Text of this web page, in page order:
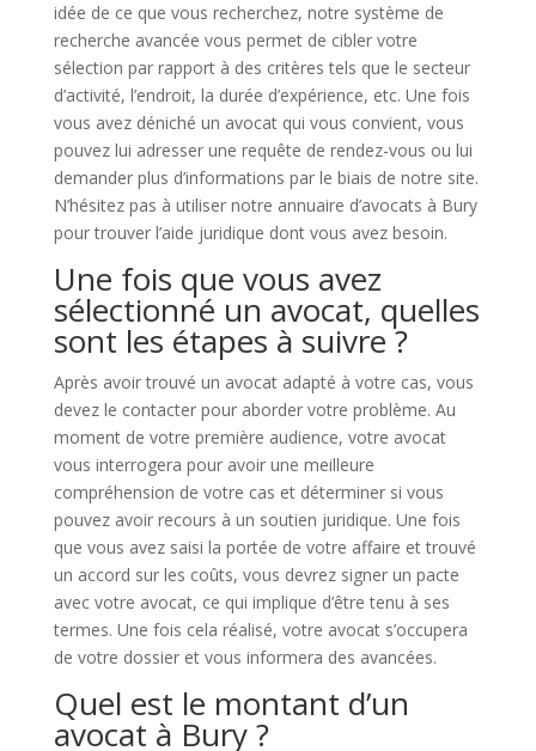
idée de ce que vous recherchez, notre système de
recherche avancée vous permet de cibler votre
sélection par rapport à des critères tels que le secteur
d’activité, l’endroit, la durée d’expérience, etc. Une fois
vous avez déniché un avocat qui vous convient, vous
pouvez lui adresser une requête de rendez-vous ou lui
demander plus d’informations par le biais de notre site.
N’hésitez pas à utiliser notre annuaire d’avocats à Bury
pour trouver l’aide juridique dont vous avez besoin.
Une fois que vous avez
sélectionné un avocat, quelles
sont les étapes à suivre ?
Après avoir trouvé un avocat adapté à votre cas, vous
devez le contacter pour aborder votre problème. Au
moment de votre première audience, votre avocat
vous interrogera pour avoir une meilleure
compréhension de votre cas et déterminer si vous
pouvez avoir recours à un soutien juridique. Une fois
que vous avez saisi la portée de votre affaire et trouvé
un accord sur les coûts, vous devrez signer un pacte
avec votre avocat, ce qui implique d’être tenu à ses
termes. Une fois cela réalisé, votre avocat s’occupera
de votre dossier et vous informera des avancées.
Quel est le montant d’un
avocat à Bury ?